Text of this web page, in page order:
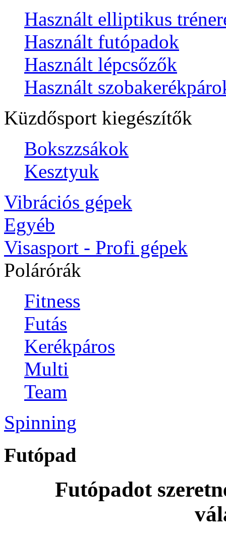
Használt elliptikus
Használt futópadok
Használt lépcsőzők
Használt
Küzdősport kiegészítők
Bokszzsákok
Kesztyuk
Vibrációs gépek
Egyéb
Visasport - Profi gépek
Polárórák
Fitness
Futás
Kerékpáros
Multi
Team
Spinning
Futópad
Futópadot